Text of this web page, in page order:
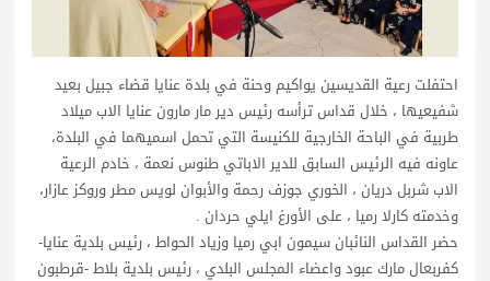
احتفلت رعية القديسين يواكيم وحنة في بلدة عنايا قضاء جبيل بعيد
شفيعيها ، خلال قداس ترأسه رئيس دير مار مارون عنايا الاب ميلاد
طربية في الباحة الخارجية للكنيسة التي تحمل اسميهما في البلدة،
عاونه فيه الرئيس السابق للدير الاباتي طنوس نعمة ، خادم الرعية
الاب شربل دريان ، الخوري جوزف رحمة والأبوان لويس مطر وروكز عازار،
وخدمته كارلا رميا ، على الأورغ ايلي حردان .
حضر القداس النائبان سيمون ابي رميا وزياد الحواط ، رئيس بلدية عنايا-
كفربعال مارك عبود واعضاء المجلس البلدي ، رئيس بلدية بلاط -قرطبون